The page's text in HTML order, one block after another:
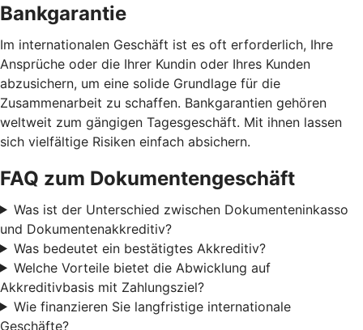
Bankgarantie
Im internationalen Geschäft ist es oft erforderlich, Ihre
Ansprüche oder die Ihrer Kundin oder Ihres Kunden
abzusichern, um eine solide Grundlage für die
Zusammenarbeit zu schaffen. Bankgarantien gehören
weltweit zum gängigen Tagesgeschäft. Mit ihnen lassen
sich vielfältige Risiken einfach absichern.
FAQ zum Dokumentengeschäft
Was ist der Unterschied zwischen Dokumenteninkasso
und Dokumentenakkreditiv?
Was bedeutet ein bestätigtes Akkreditiv?
Welche Vorteile bietet die Abwicklung auf
Akkreditivbasis mit Zahlungsziel?
Wie finanzieren Sie langfristige internationale
Geschäfte?